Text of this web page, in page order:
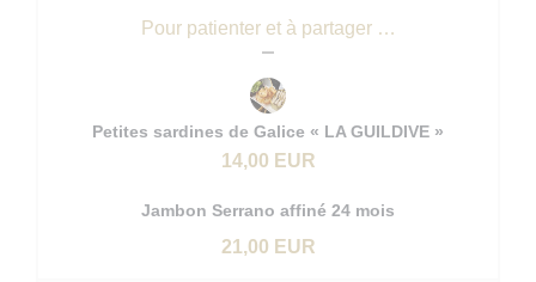
Pour patienter et à partager …
Petites sardines de Galice « LA GUILDIVE »
14,00 EUR
Jambon Serrano affiné 24 mois
21,00 EUR